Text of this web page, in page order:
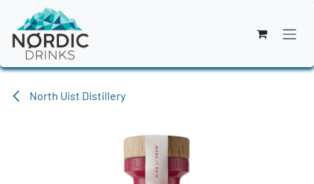
Zum Inhalt springen
North Uist Distillery